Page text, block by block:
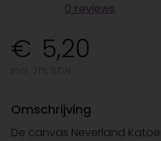
0 reviews
5,20
Omschrijving
De canvas Neverland